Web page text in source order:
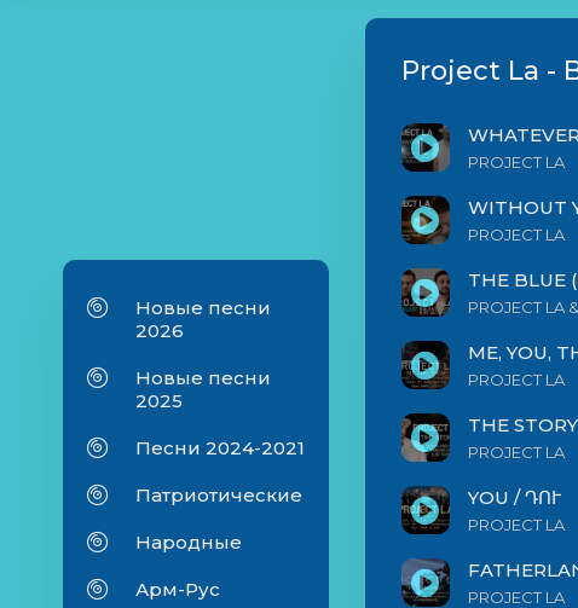
Новые песни
2026
Новые песни
2025
Песни 2024-2021
Патриотические
Народные
Арм-Рус
Project La -
PROJECT LA
WITHOUT
PROJECT LA
THE BLUE
PROJECT LA
ME, YOU,
PROJECT LA
THE
PROJECT LA
YOU / ԴՈՒ
PROJECT LA
PROJECT LA